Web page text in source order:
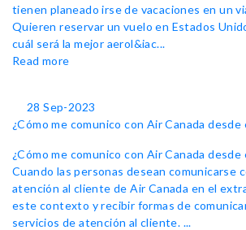
tienen planeado irse de vacaciones en un
Quieren reservar un vuelo en Estados
cuál será la mejor aerol&iac...
Read more
28 Sep-2023
¿Cómo me comunico con Air Canada
¿Cómo me comunico con Air Canada
Cuando las personas desean comunicarse
atención al cliente de Air Canada en el
este contexto y recibir formas de
servicios de atención al cliente. ...